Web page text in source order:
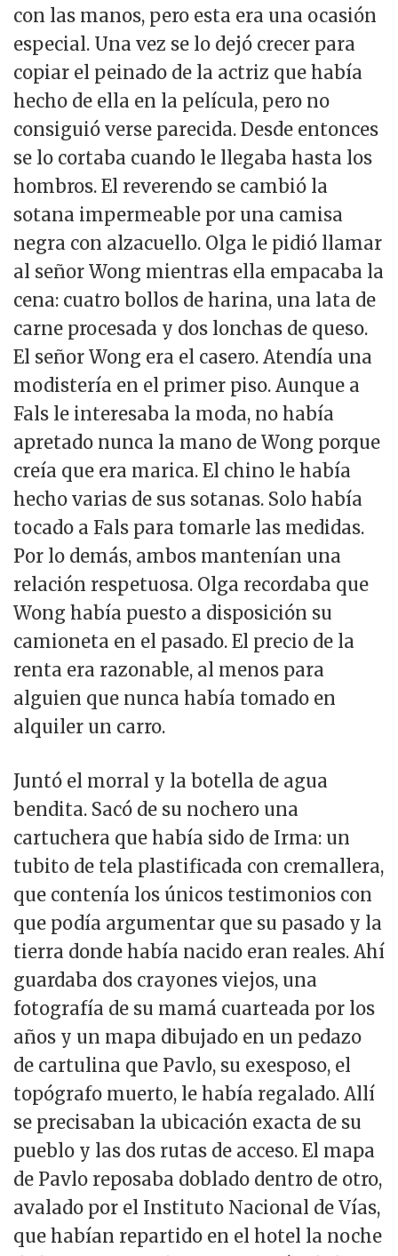
con las manos, pero esta era una ocasión
especial. Una vez se lo dejó crecer para
copiar el peinado de la actriz que había
hecho de ella en la película, pero no
consiguió verse parecida. Desde entonces
se lo cortaba cuando le llegaba hasta los
hombros. El reverendo se cambió la
sotana impermeable por una camisa
negra con alzacuello. Olga le pidió llamar
al señor Wong mientras ella empacaba la
cena: cuatro bollos de harina, una lata de
carne procesada y dos lonchas de queso.
El señor Wong era el casero. Atendía una
modistería en el primer piso. Aunque a
Fals le interesaba la moda, no había
apretado nunca la mano de Wong porque
creía que era marica. El chino le había
hecho varias de sus sotanas. Solo había
tocado a Fals para tomarle las medidas.
Por lo demás, ambos mantenían una
relación respetuosa. Olga recordaba que
Wong había puesto a disposición su
camioneta en el pasado. El precio de la
renta era razonable, al menos para
alguien que nunca había tomado en
alquiler un carro.
Juntó el morral y la botella de agua
bendita. Sacó de su nochero una
cartuchera que había sido de Irma: un
tubito de tela plastificada con cremallera,
que contenía los únicos testimonios con
que podía argumentar que su pasado y la
tierra donde había nacido eran reales. Ahí
guardaba dos crayones viejos, una
fotografía de su mamá cuarteada por los
años y un mapa dibujado en un pedazo
de cartulina que Pavlo, su exesposo, el
topógrafo muerto, le había regalado. Allí
se precisaban la ubicación exacta de su
pueblo y las dos rutas de acceso. El mapa
de Pavlo reposaba doblado dentro de otro,
avalado por el Instituto Nacional de Vías,
que habían repartido en el hotel la noche